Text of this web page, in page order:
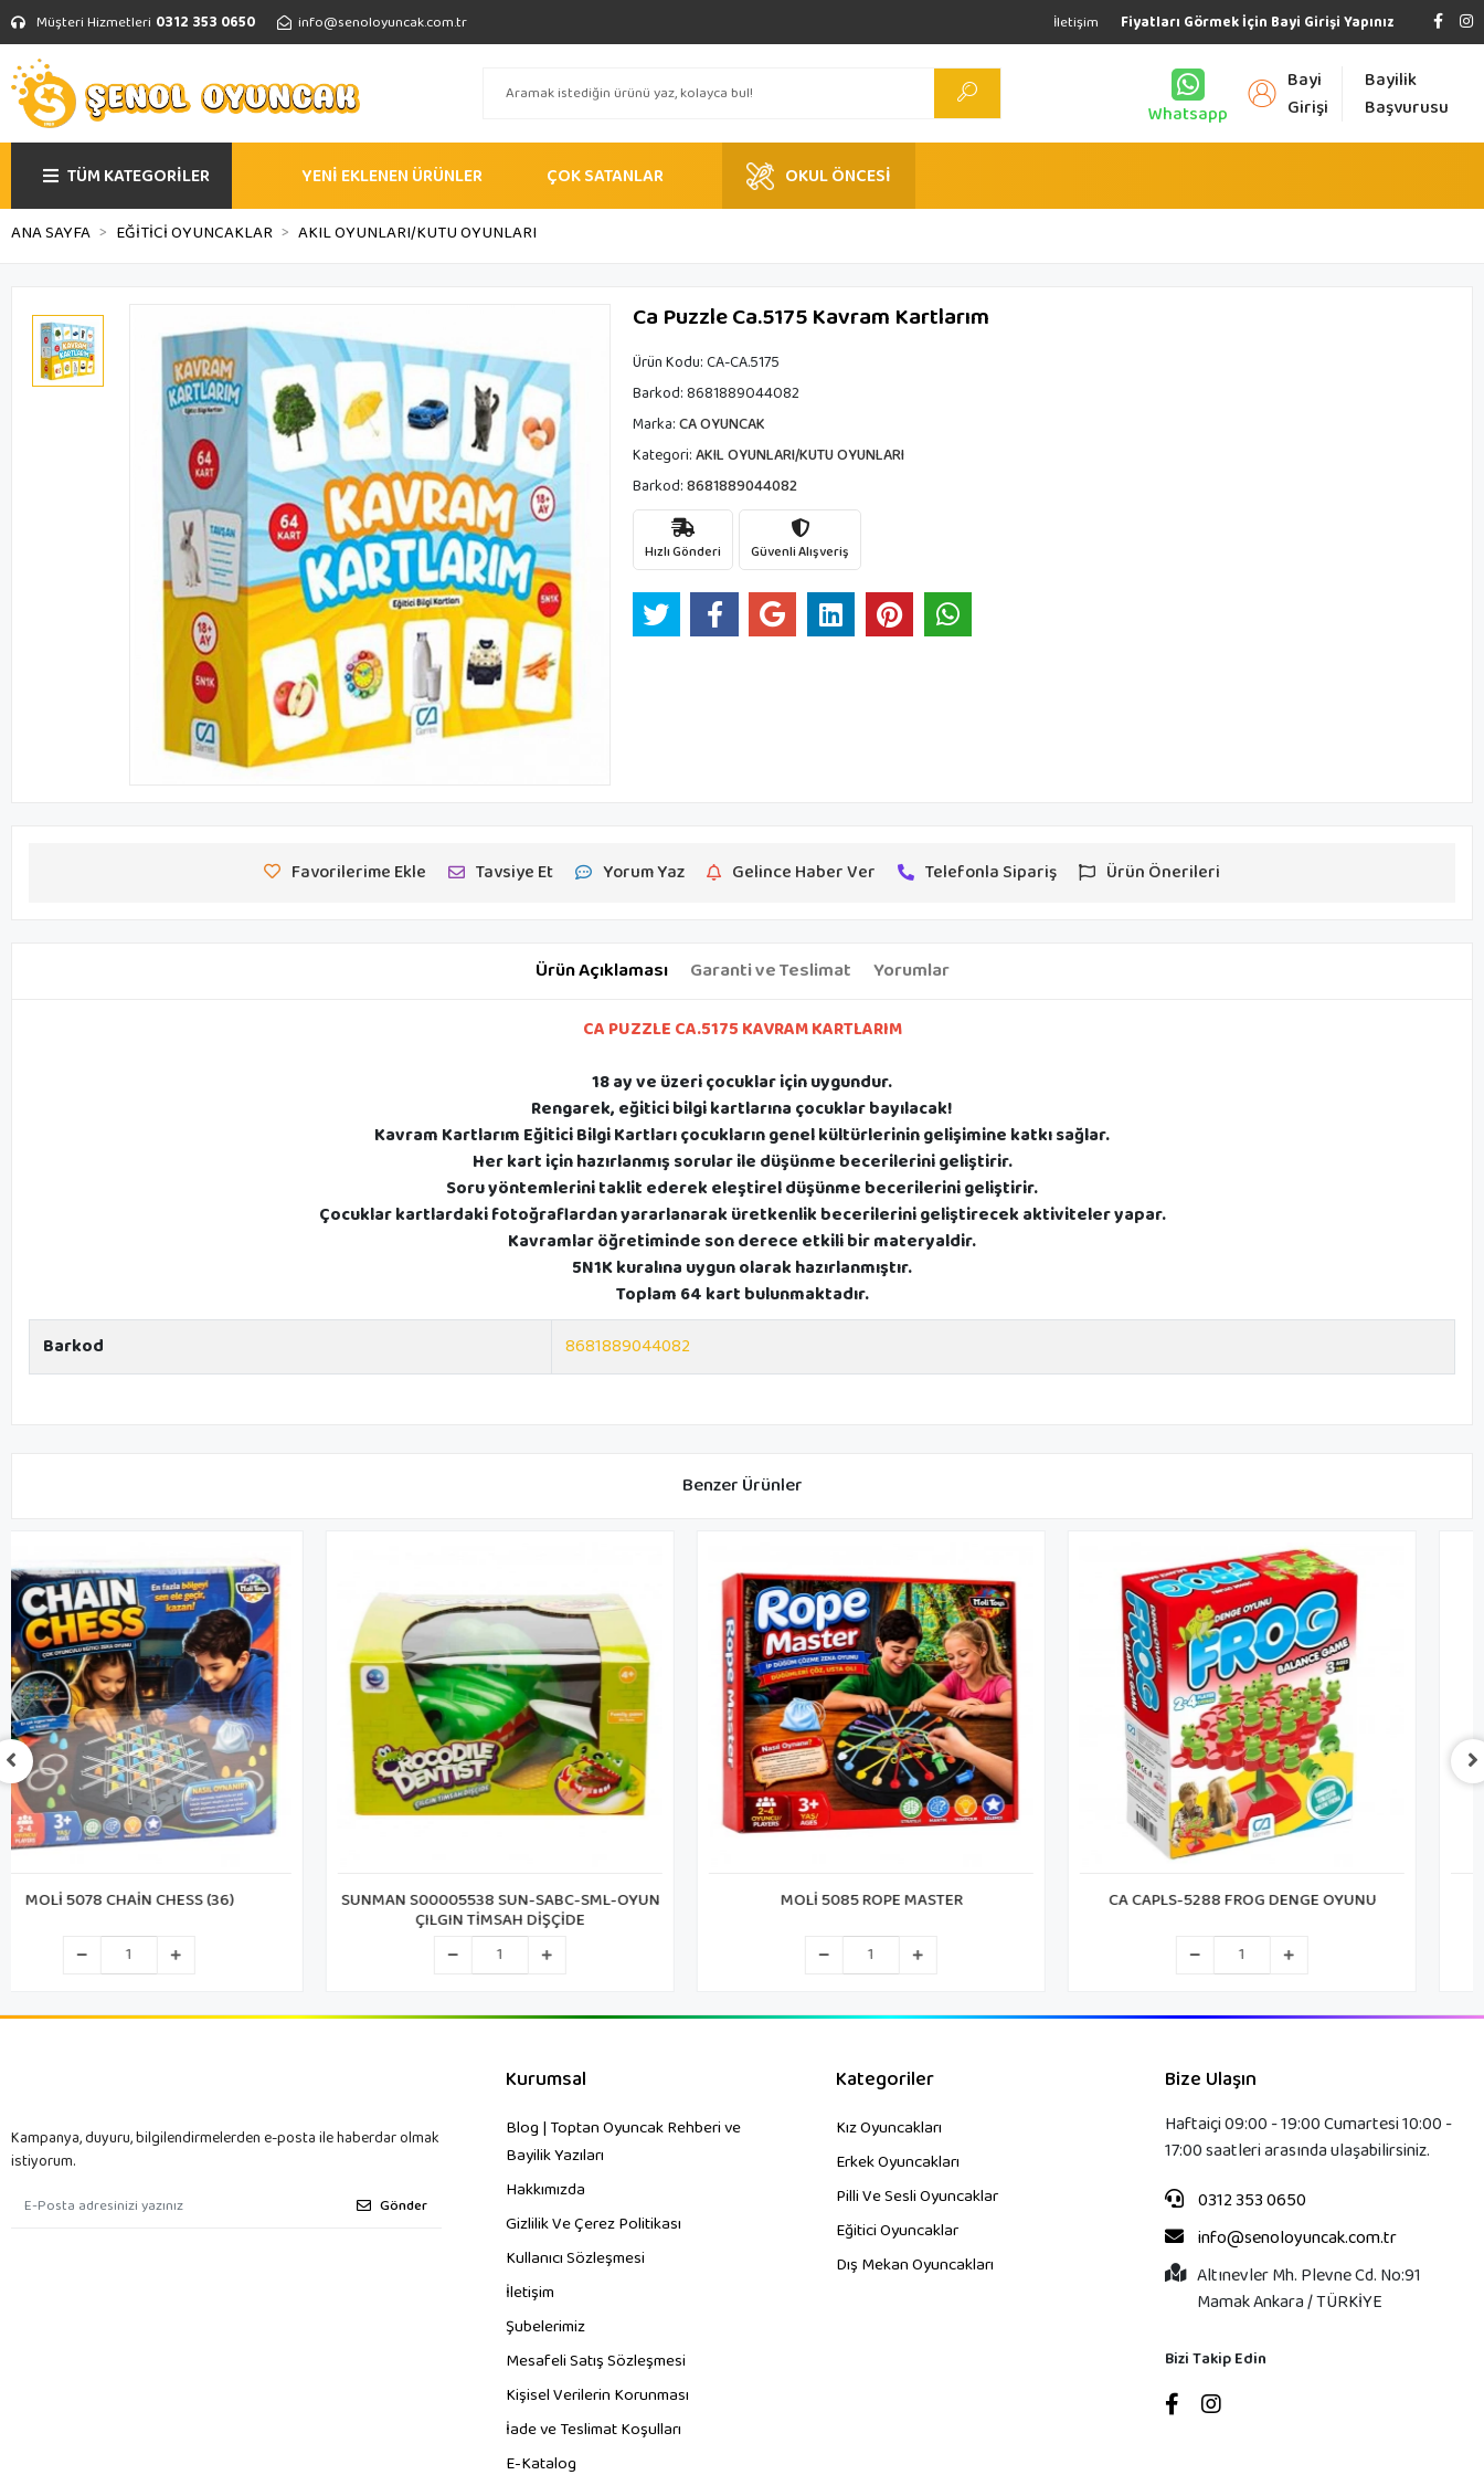
Müşteri Hizmetleri 0312 353 0650 info@senoloyuncak.com.tr Fiyatları Görmek İçin Bayi Girişi Yapınız
İletişim
Whatsapp
Bayi
Girişi
Bayilik
Başvurusu
TÜM KATEGORİLER YENİ EKLENEN ÜRÜNLER ÇOK SATANLAR OKUL ÖNCESİ
ANA SAYFA EĞİTİCİ OYUNCAKLAR AKIL OYUNLARI/KUTU OYUNLARI
Ca Puzzle Ca.5175 Kavram Kartlarım
Ürün Kodu:CA-CA.5175
Barkod:8681889044082
Marka:CA OYUNCAK
Kategori:AKIL OYUNLARI/KUTU OYUNLARI
Barkod:8681889044082
Hızlı Gönderi Güvenli Alışveriş
Favorilerime Ekle Tavsiye Et Yorum Yaz Gelince Haber Ver Telefonla Sipariş Ürün Önerileri
Ürün Açıklaması Garanti ve Teslimat Yorumlar
CA PUZZLE CA.5175 KAVRAM KARTLARIM
18 ay ve üzeri çocuklar için uygundur.
Rengarek, eğitici bilgi kartlarına çocuklar bayılacak!
Kavram Kartlarım Eğitici Bilgi Kartları çocukların genel kültürlerinin gelişimine katkı sağlar.
Her kart için hazırlanmış sorular ile düşünme becerilerini geliştirir.
Soru yöntemlerini taklit ederek eleştirel düşünme becerilerini geliştirir.
Çocuklar kartlardaki fotoğraflardan yararlanarak üretkenlik becerilerini geliştirecek aktiviteler yapar.
Kavramlar öğretiminde son derece etkili bir materyaldir.
5N1K kuralına uygun olarak hazırlanmıştır.
Toplam 64 kart bulunmaktadır.
Barkod
8681889044082
Benzer Ürünler
SUNMAN S00005538 SUN-SABC-SML-OYUN MOLİ 5085 ROPE MASTER CA CAPLS-5288 FROG DENGE OYUNU REDKA RD5884 KELİMELERLE İNGİLİZCE
Kampanya, duyuru, bilgilendirmelerden e-posta ile haberdar olmak
istiyorum.
Gönder
Kurumsal
Blog | Toptan Oyuncak Rehberi ve
Bayilik Yazıları
Hakkımızda
Gizlilik Ve Çerez Politikası
Kullanıcı Sözleşmesi
İletişim
Şubelerimiz
Mesafeli Satış Sözleşmesi
Kişisel Verilerin Korunması
İade ve Teslimat Koşulları
E-Katalog
Kategoriler
Kız Oyuncakları
Erkek Oyuncakları
Pilli Ve Sesli Oyuncaklar
Eğitici Oyuncaklar
Dış Mekan Oyuncakları
Bize Ulaşın
Haftaiçi 09:00 - 19:00 Cumartesi 10:00 -
17:00 saatleri arasında ulaşabilirsiniz.
0312 353 0650
info@senoloyuncak.com.tr
Altınevler Mh. Plevne Cd. No:91
Mamak Ankara / TÜRKİYE
Bizi Takip Edin